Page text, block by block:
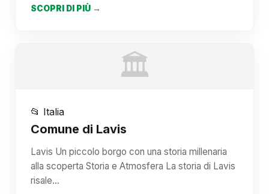
SCOPRI DI PIÙ →
🏛️
📂 Italia
Comune di Lavis
Lavis Un piccolo borgo con una storia millenaria
alla scoperta Storia e Atmosfera La storia di Lavis
risale…